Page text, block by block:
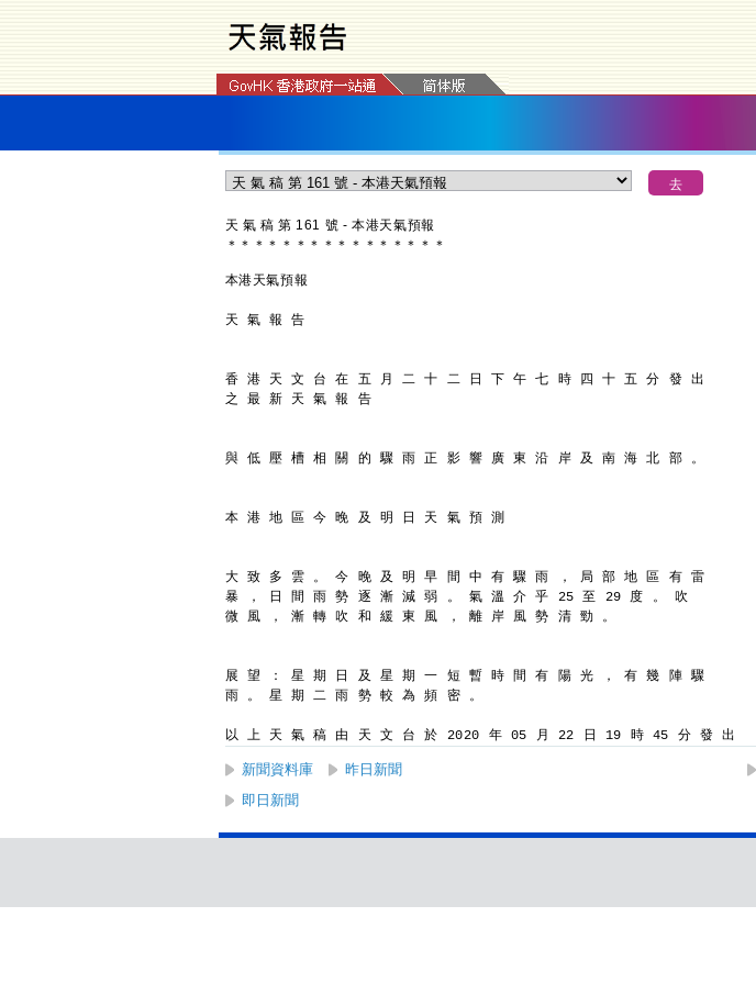
天 氣 稿 第 161 號 - 本港天氣預報
＊ ＊ ＊ ＊ ＊ ＊ ＊ ＊ ＊ ＊ ＊ ＊ ＊ ＊ ＊ ＊
本港天氣預報
天 氣 報 告
香 港 天 文 台 在 五 月 二 十 二 日 下 午 七 時 四 十 五 分 發 出
之 最 新 天 氣 報 告
與 低 壓 槽 相 關 的 驟 雨 正 影 響 廣 東 沿 岸 及 南 海 北 部 。
本 港 地 區 今 晚 及 明 日 天 氣 預 測
大 致 多 雲 。 今 晚 及 明 早 間 中 有 驟 雨 ， 局 部 地 區 有 雷
暴 ， 日 間 雨 勢 逐 漸 減 弱 。 氣 溫 介 乎 25 至 29 度 。 吹
微 風 ， 漸 轉 吹 和 緩 東 風 ， 離 岸 風 勢 清 勁 。
展 望 ： 星 期 日 及 星 期 一 短 暫 時 間 有 陽 光 ， 有 幾 陣 驟
雨 。 星 期 二 雨 勢 較 為 頻 密 。
以 上 天 氣 稿 由 天 文 台 於 2020 年 05 月 22 日 19 時 45 分 發 出
新聞資料庫 昨日新聞
即日新聞